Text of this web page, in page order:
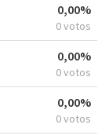
0,00%
0 votos
0,00%
0 votos
0,00%
0 votos